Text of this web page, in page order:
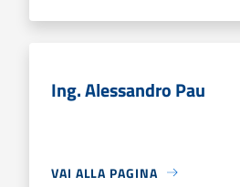
Ing. Alessandro Pau
VAI ALLA PAGINA